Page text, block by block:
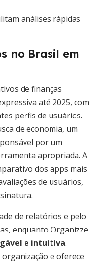
análises rápidas
no Brasil em
de finanças
até 2025, com
perfis de usuários.
de economia, um
por um
apropriada. A
dos apps mais
de usuários,
de relatórios e pelo
enquanto Organizze
e intuitiva.
e oferece